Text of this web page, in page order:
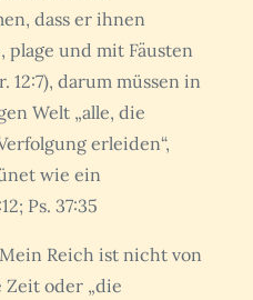
dass er ihnen
plage und mit Fäusten
12:7), darum müssen in
Welt „alle, die
erleiden“,
wie ein
Ps. 37:35
Reich ist nicht von
Zeit oder „die